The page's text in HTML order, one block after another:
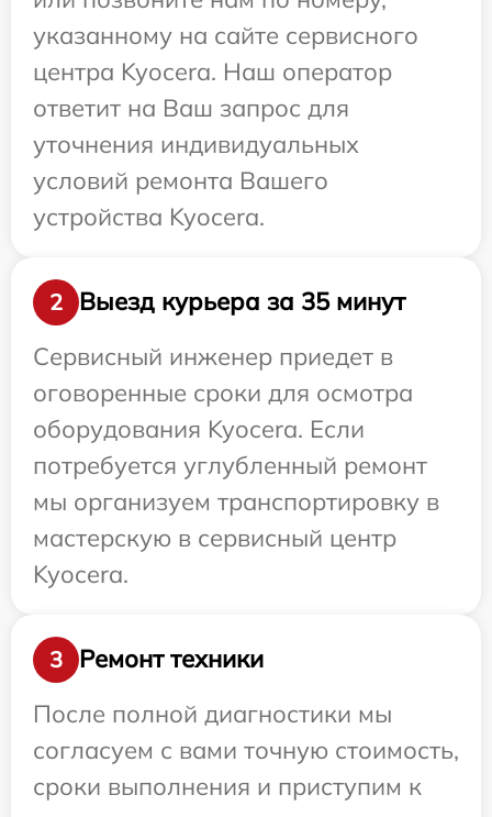
указанному на сайте сервисного
центра Kyocera. Наш оператор
ответит на Ваш запрос для
уточнения индивидуальных
условий ремонта Вашего
устройства Kyocera.
2
Выезд курьера за 35 минут
Сервисный инженер приедет в
оговоренные сроки для осмотра
оборудования Kyocera. Если
потребуется углубленный ремонт
мы организуем транспортировку в
мастерскую в сервисный центр
Kyocera.
3
Ремонт техники
После полной диагностики мы
согласуем с вами точную стоимость,
сроки выполнения и приступим к